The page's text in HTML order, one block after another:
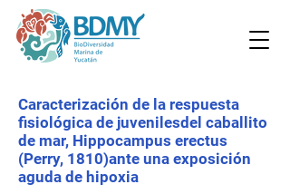
Caracterización de la respuesta
fisiológica de juvenilesdel caballito
de mar, Hippocampus erectus
(Perry, 1810)ante una exposición
aguda de hipoxia